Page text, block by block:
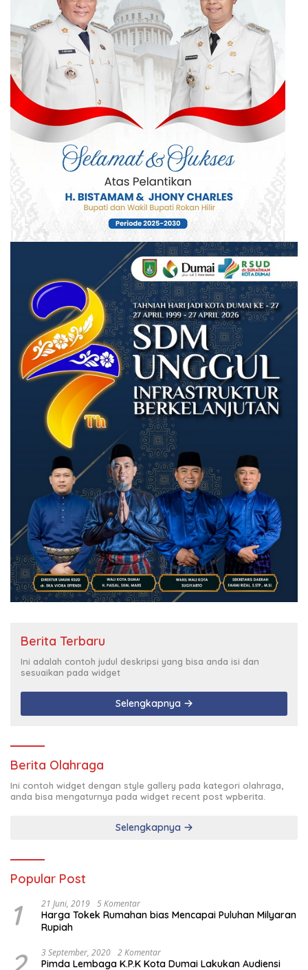
Berita Terbaru
Ini adalah contoh judul deskripsi yang bisa anda isi dan
sesuaikan pada widget
Selengkapnya
Berita Olahraga
Ini contoh widget dengan style gallery pada kategori olahraga,
anda bisa mengaturnya pada widget recent post wpberita.
Selengkapnya
Popular Post
1 21 Juni, 2019 5 Komentar
Harga Tokek Rumahan bias Mencapai Puluhan Milyaran
Rupiah
3 September, 2020 2 Komentar
Pimda Lembaga K.P.K Kota Dumai Lakukan Audiensi